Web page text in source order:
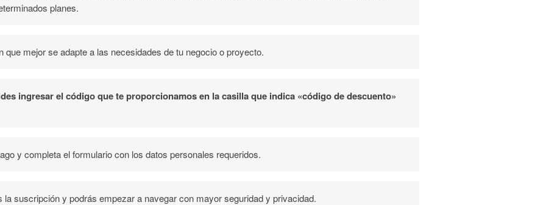
planes.
que mejor se adapte a las necesidades de tu negocio o proyecto.
ingresar el código que te proporcionamos en la casilla que indica «código de descuento»
y completa el formulario con los datos personales requeridos.
la suscripción y podrás empezar a navegar con mayor seguridad y privacidad.